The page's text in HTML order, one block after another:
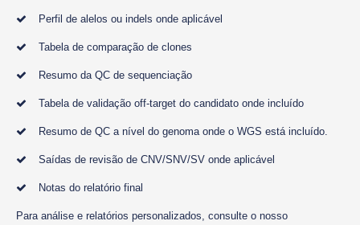
Perfil de alelos ou indels onde aplicável
Tabela de comparação de clones
Resumo da QC de sequenciação
Tabela de validação off-target do candidato onde incluído
Resumo de QC a nível do genoma onde o WGS está incluído.
Saídas de revisão de CNV/SNV/SV onde aplicável
Notas do relatório final
Para análise e relatórios personalizados, consulte o nosso